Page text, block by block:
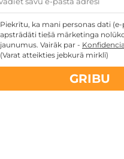
Piekrītu, ka mani personas dati
apstrādāti tiešā mārketinga
jaunumus. Vairāk par -
(Varat atteikties jebkurā mirklī)
GRIBU